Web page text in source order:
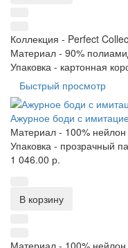
Коллекция - Perfect
Материал - 90%
Упаковка - картонная
Быстрый просмотр
Ажурное боди с
Материал - 100% нейлон
Упаковка - прозрачный
1 046.00 р.
В корзину
Материал - 100% нейлон